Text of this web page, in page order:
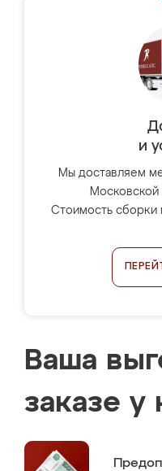
и
Мы доставляем
Московской
Стоимость сборки
Ваша
заказе у